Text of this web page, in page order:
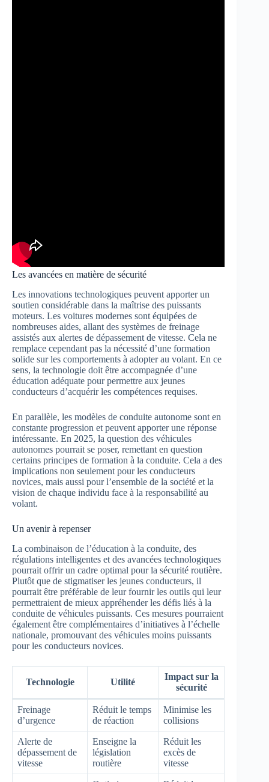
Les avancées en matière de sécurité
Les innovations technologiques peuvent apporter un
soutien considérable dans la maîtrise des puissants
moteurs. Les voitures modernes sont équipées de
nombreuses aides, allant des systèmes de freinage
assistés aux alertes de dépassement de vitesse. Cela ne
remplace cependant pas la nécessité d’une formation
solide sur les comportements à adopter au volant. En ce
sens, la technologie doit être accompagnée d’une
éducation adéquate pour permettre aux jeunes
conducteurs d’acquérir les compétences requises.
En parallèle, les modèles de conduite autonome sont en
constante progression et peuvent apporter une réponse
intéressante. En 2025, la question des véhicules
autonomes pourrait se poser, remettant en question
certains principes de formation à la conduite. Cela a des
implications non seulement pour les conducteurs
novices, mais aussi pour l’ensemble de la société et la
vision de chaque individu face à la responsabilité au
volant.
Un avenir à repenser
La combinaison de l’éducation à la conduite, des
régulations intelligentes et des avancées technologiques
pourrait offrir un cadre optimal pour la sécurité routière.
Plutôt que de stigmatiser les jeunes conducteurs, il
pourrait être préférable de leur fournir les outils qui leur
permettraient de mieux appréhender les défis liés à la
conduite de véhicules puissants. Ces mesures pourraient
également être complémentaires d’initiatives à l’échelle
nationale, promouvant des véhicules moins puissants
pour les conducteurs novices.
Technologie Utilité
Impact sur la
sécurité
Freinage
d’urgence
Réduit le temps
de réaction
Minimise les
collisions
Alerte de
dépassement de
vitesse
Enseigne la
législation
routière
Réduit les
excès de
vitesse